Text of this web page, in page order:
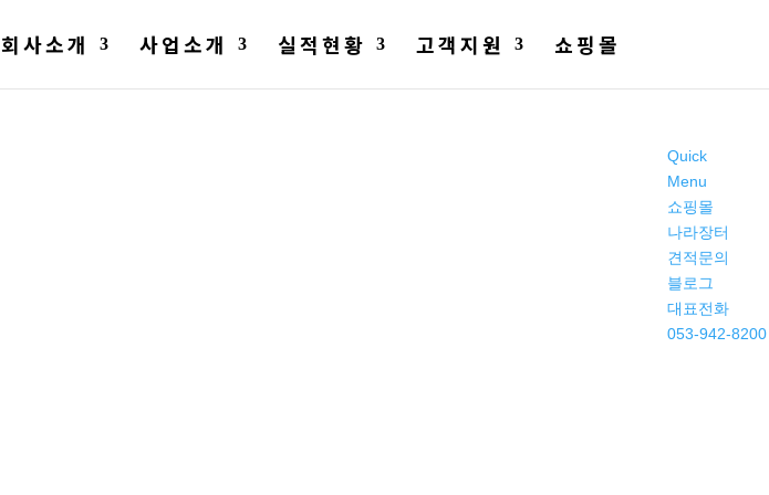
회사소개 사업소개 실적현황 고객지원 쇼핑몰
Quick
Menu
쇼핑몰
나라장터
견적문의
블로그
대표전화
053-942-8200